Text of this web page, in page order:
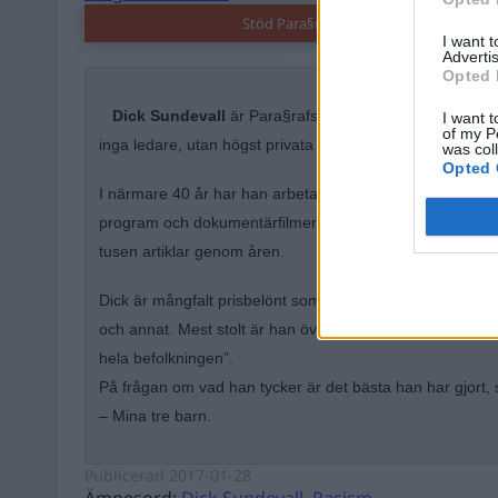
I want
Opted
I want
of my
was
Opted
Stöd Para§rafs bevakning av
Dick Sundevall är Para§rafs chefredaktör men hans
inga ledare, utan högst privata tankar och funderingar.
I närmare 40 år har han arbetat med rätts- och
program och dokumentärfilmer. Åtta böcker, senast
tusen artiklar genom åren.
Dick är mångfalt prisbelönt som journalist och författare
och annat. Mest stolt är han över Ordfronts
hela befolkningen”.
På frågan om vad han tycker är det bästa han har gjort,
– Mina tre barn.